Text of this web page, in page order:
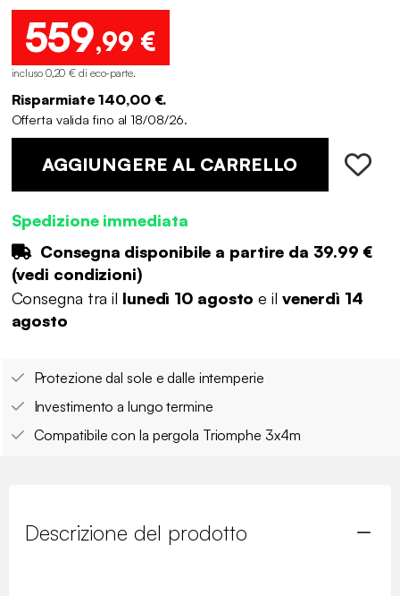
559,99 €
incluso 0,20 € di eco-parte.
Risparmiate 140,00 €.
Offerta valida fino al 18/08/26.
AGGIUNGERE AL CARRELLO
Spedizione immediata
Consegna disponibile a partire da 39.99 €
(vedi condizioni)
Consegna tra il lunedì 10 agosto e il venerdì 14
agosto
Protezione dal sole e dalle intemperie
Investimento a lungo termine
Compatibile con la pergola Triomphe 3x4m
Descrizione del prodotto